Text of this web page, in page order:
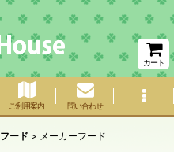
カート
ご利用案内 問い合わせ
フード > メーカーフード